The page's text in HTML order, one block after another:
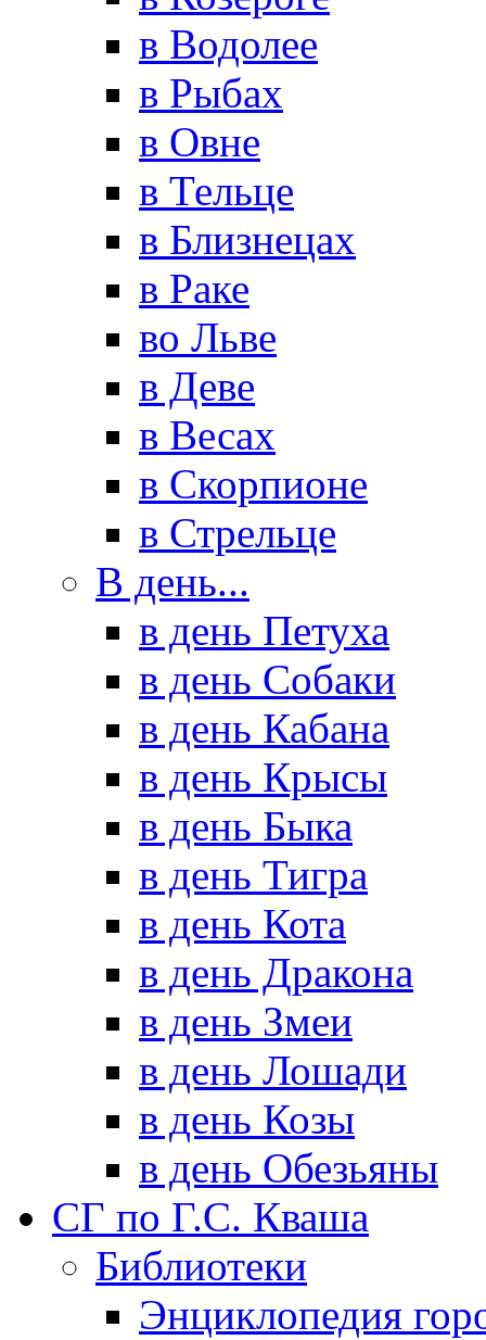
в Водолее
в Рыбах
в Овне
в Тельце
в Близнецах
в Раке
во Льве
в Деве
в Весах
в Скорпионе
в Стрельце
В день...
в день Петуха
в день Собаки
в день Кабана
в день Крысы
в день Быка
в день Тигра
в день Кота
в день Дракона
в день Змеи
в день Лошади
в день Козы
в день Обезьяны
СГ по Г.С. Кваша
Библиотеки
Энциклопедия